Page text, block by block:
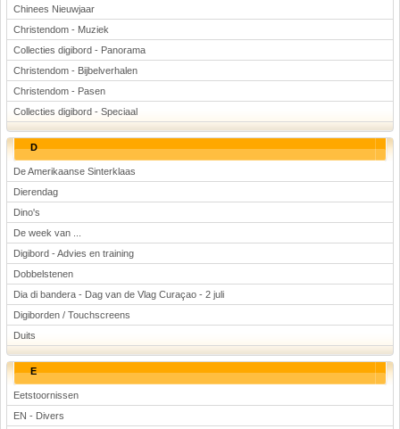
Chinees Nieuwjaar
Christendom - Muziek
Collecties digibord - Panorama
Christendom - Bijbelverhalen
Christendom - Pasen
Collecties digibord - Speciaal
D
De Amerikaanse Sinterklaas
Dierendag
Dino's
De week van ...
Digibord - Advies en training
Dobbelstenen
Dia di bandera - Dag van de Vlag Curaçao - 2 juli
Digiborden / Touchscreens
Duits
E
Eetstoornissen
EN - Divers